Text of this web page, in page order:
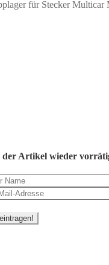
für Stecker Multicar
Artikel wieder